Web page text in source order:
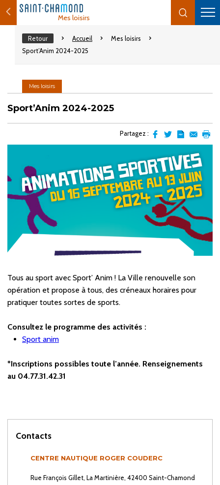
Mes loisirs
Retour Accueil
Mes loisirs
Sport’Anim 2024-2025
Mes loisirs
Sport’Anim 2024-2025
Partagez :
facebook
Twitter
l'article
en
pdf
par
email
Tous au sport avec Sport’ Anim ! La Ville renouvelle son
opération et propose à tous, des créneaux horaires pour
pratiquer toutes sortes de sports.
Consultez le programme des activités :
Sport anim
*Inscriptions possibles toute l’année. Renseignements
au 04.77.31.42.31
Contacts
CENTRE NAUTIQUE ROGER COUDERC
Rue François Gillet, La Martinière, 42400 Saint-Chamond